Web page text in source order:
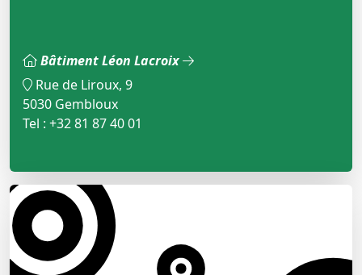
Bâtiment Léon Lacroix
Rue de Liroux, 9
5030 Gembloux
Tel : +32 81 87 40 01